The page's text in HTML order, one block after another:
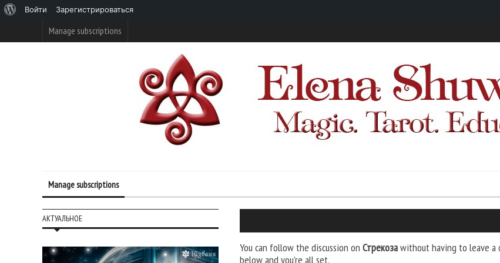
Manage subscriptions
Manage subscriptions
You can follow the discussion on Стрекозаwithout having to leave a
below and you’re all set.
АКТУАЛЬНОЕ
WordPress
Войти Зарегистрироваться